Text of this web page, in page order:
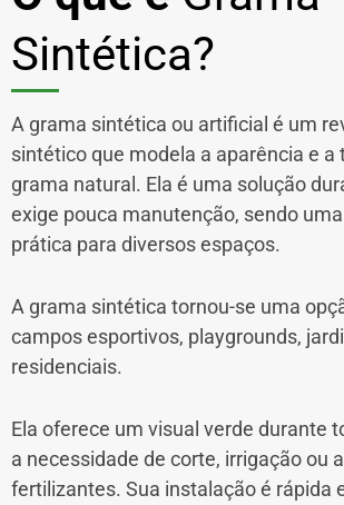
Sintética?
A grama sintética ou artificial é um
sintético que modela a aparência e a
grama natural. Ela é uma solução
exige pouca manutenção, sendo
prática para diversos espaços.
A grama sintética tornou-se uma
campos esportivos, playgrounds,
residenciais.
Ela oferece um visual verde durante
a necessidade de corte, irrigação ou
fertilizantes. Sua instalação é rápida